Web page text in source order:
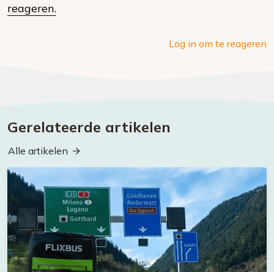
reageren.
Log in om te reageren
Gerelateerde artikelen
Alle artikelen